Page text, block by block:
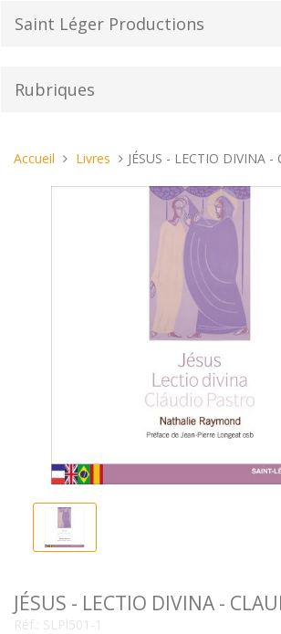
Saint Léger Productions
Rubriques
Vous
Accueil Livres JÉSUS - LECTIO DIVINA -
JÉSUS - LECTIO DIVINA -
Réf.: SLPl501-1